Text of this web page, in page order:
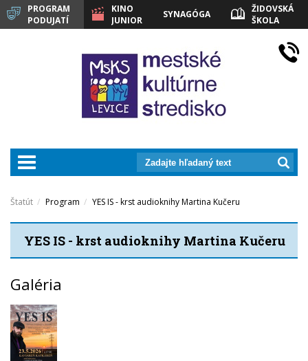
PROGRAM
PODUJATÍ
KINO
JUNIOR
SYNAGÓGA
ŽIDOVSKÁ
ŠKOLA
LEVICE
prepnut_navigaciu
Štatút Program YES IS - krst audioknihy Martina Kučeru
YES IS - krst audioknihy Martina Kučeru
Galéria